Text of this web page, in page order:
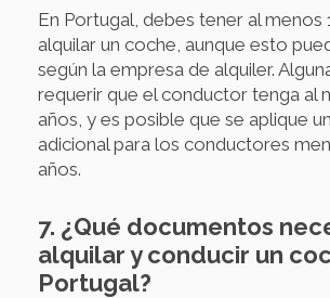
En Portugal, debes tener al menos
alquilar un coche, aunque esto
según la empresa de alquiler.
requerir que el conductor tenga al
años, y es posible que se aplique
adicional para los conductores
años.
7. ¿Qué documentos
alquilar y conducir un
Portugal?